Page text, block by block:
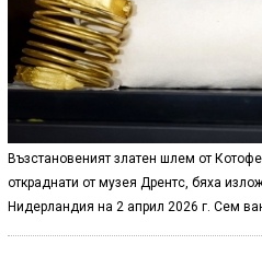
Възстановеният златен шлем от
откраднати от музея Дрентс, бяха
Нидерландия на 2 април 2026 г. Сем